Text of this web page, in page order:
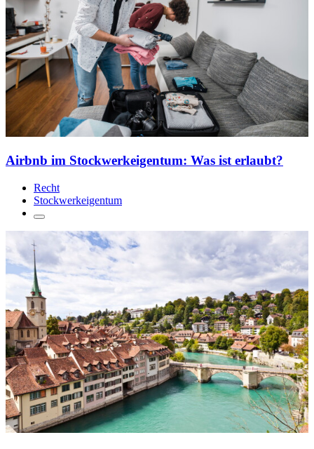
Airbnb im Stockwerkeigentum: Was ist erlaubt?
Recht
Stockwerk­eigentum